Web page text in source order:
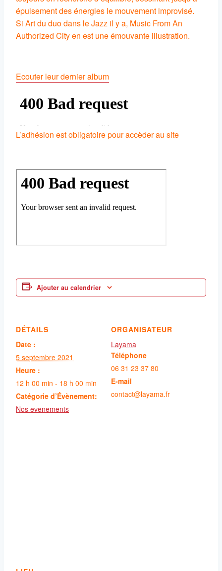
épuisement des énergies le mouvement improvisé.
Si Art du duo dans le Jazz il y a, Music From An
Authorized City en est une émouvante illustration.
Ecouter leur dernier album
L’adhésion est obligatoire pour accèder au site
Ajouter au calendrier
DÉTAILS
Date :
5 septembre 2021
Heure :
12 h 00 min - 18 h 00 min
Catégorie d’Évènement:
Nos evenements
ORGANISATEUR
Layama
Téléphone
06 31 23 37 80
E-mail
contact@layama.fr